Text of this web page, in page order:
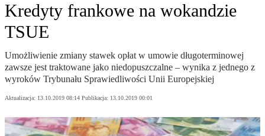
Kredyty frankowe na wokandzie
TSUE
Umożliwienie zmiany stawek opłat w umowie długoterminowej
zawsze jest traktowane jako niedopuszczalne – wynika z jednego z
wyroków Trybunału Sprawiedliwości Unii Europejskiej
Aktualizacja: 13.10.2019 08:14 Publikacja: 13.10.2019 00:01